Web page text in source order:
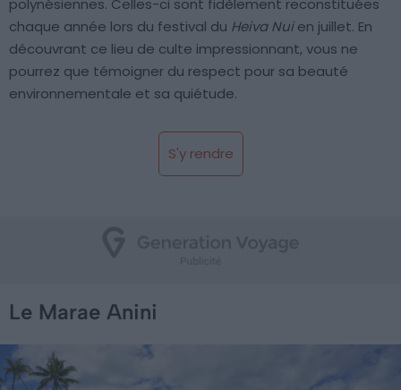
chaque année lors du festival du Heiva Nuien juillet. En
découvrant ce lieu de culte impressionnant, vous ne
pourrez que témoigner du respect pour sa beauté
environnementale et sa quiétude.
S'y rendre
Le Marae Anini